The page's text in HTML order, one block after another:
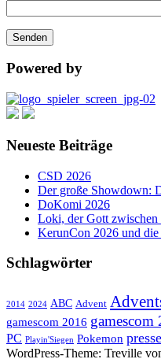
Powered by
Neueste Beiträge
CSD 2026
Der große Showdown:
DoKomi 2026
Loki, der Gott zwischen
KerunCon 2026 und
Schlagwörter
2014 2024 ABC Advent
gamescom 2016 gamescom
PC Playin'Siegen Pokemon
WordPress-Theme: Treville